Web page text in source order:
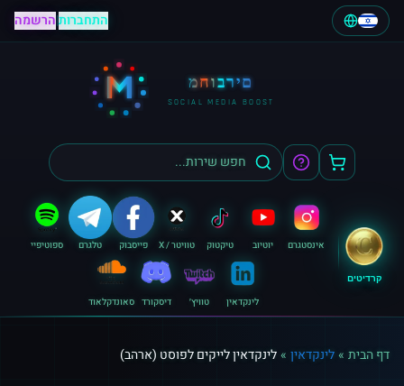
התחברות|הרשמה
M מחוברים
SOCIAL MEDIA BOOST
קרדיטים
אינסטגרם יוטיוב טיקטוק טוויטר / X פייסבוק טלגרם ספוטיפיי
לינקדאין טוויץ׳ דיסקורד סאונדקלאוד
דף הבית »לינקדאין »לינקדאין לייקים לפוסט (ארהב)